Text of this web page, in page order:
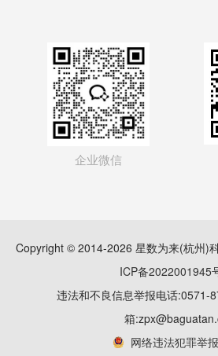
企业微信
Copyright © 2014-2026 星数为来(杭州)
ICP备2022001945
违法和不良信息举报电话:0571-
箱
网络违法犯罪举